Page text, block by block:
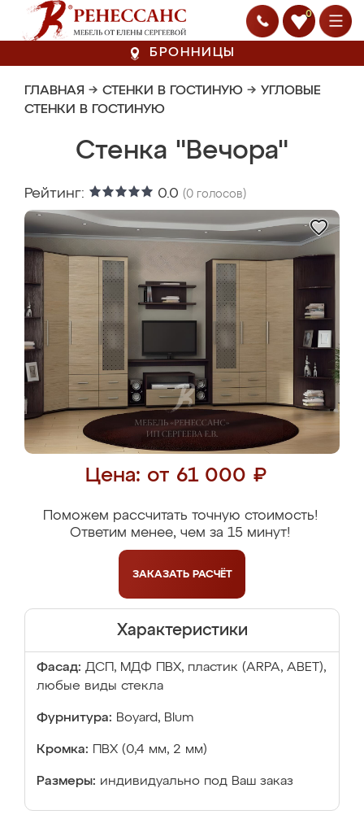
0
БРОННИЦЫ
ГЛАВНАЯ → СТЕНКИ В ГОСТИНУЮ → УГЛОВЫЕ
СТЕНКИ В ГОСТИНУЮ
Стенка "Вечора"
Рейтинг: 0.0 (0 голосов)
Цена: от 61 000 ₽
Поможем рассчитать точную стоимость!
Ответим менее, чем за 15 минут!
ЗАКАЗАТЬ РАСЧЁТ
Характеристики
Фасад: ДСП, МДФ ПВХ, пластик (ARPA, ABET),
любые виды стекла
Фурнитура: Boyard, Blum
Кромка: ПВХ (0,4 мм, 2 мм)
Размеры: индивидуально под Ваш заказ